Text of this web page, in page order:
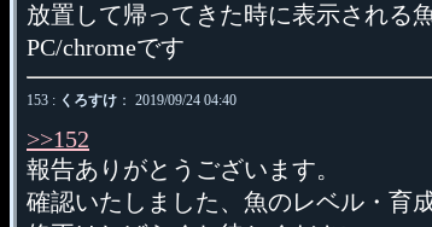
放置して帰ってきた時に表示される
PC/chromeです
153 : くろすけ ： 2019/09/24 04:40
>>152
報告ありがとうございます。
確認いたしました、魚のレベル・育